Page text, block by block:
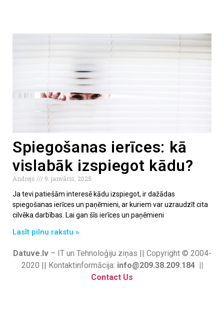
Spiegošanas ierīces: kā
vislabāk izspiegot kādu?
Andrejs
9. janvāris, 2025
Ja tevi patiešām interesē kādu izspiegot, ir dažādas
spiegošanas ierīces un paņēmieni, ar kuriem var uzraudzīt cita
cilvēka darbības. Lai gan šīs ierīces un paņēmieni
Lasīt pilnu rakstu »
Datuve.lv– IT un Tehnoloģiju ziņas || Copyright © 2004-
2020 || Kontaktinformācija: info@209.38.209.184 ||
Contact Us